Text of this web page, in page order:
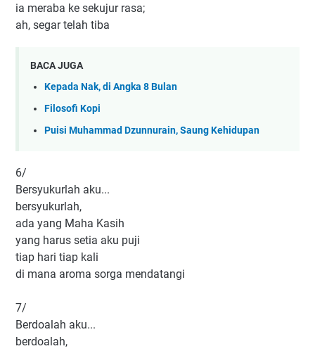
ia meraba ke sekujur rasa;
ah, segar telah tiba
BACA JUGA
Kepada Nak, di Angka 8 Bulan
Filosofi Kopi
Puisi Muhammad Dzunnurain, Saung Kehidupan
6/
Bersyukurlah aku...
bersyukurlah,
ada yang Maha Kasih
yang harus setia aku puji
tiap hari tiap kali
di mana aroma sorga mendatangi
7/
Berdoalah aku...
berdoalah,